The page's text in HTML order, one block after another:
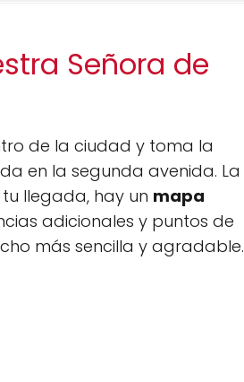
Señora de
de la ciudad y toma la
en la segunda avenida. La
llegada, hay un mapa
adicionales y puntos de
más sencilla y agradable.